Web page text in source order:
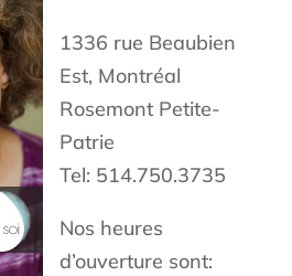
1336 rue Beaubien
Est, Montréal
Rosemont Petite-
Patrie
Tel: 514.750.3735
Nos heures
d’ouverture sont: